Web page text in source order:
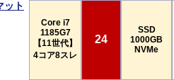
ト
Core i7
1185G7
【11世代】
4コア8スレ
24
SSD
1000GB
NVMe